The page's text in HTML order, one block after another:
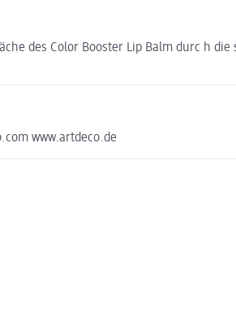
des Color Booster Lip Balm durc h
www.artdeco.de